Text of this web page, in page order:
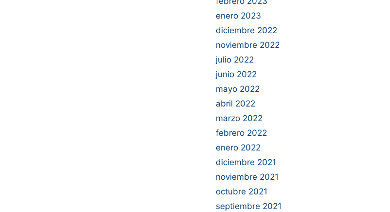
enero 2023
diciembre 2022
noviembre 2022
julio 2022
junio 2022
mayo 2022
abril 2022
marzo 2022
febrero 2022
enero 2022
diciembre 2021
noviembre 2021
octubre 2021
septiembre 2021